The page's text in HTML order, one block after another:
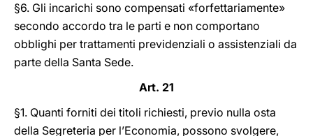
§6. Gli incarichi sono compensati «forfettariamente»
secondo accordo tra le parti e non comportano
obblighi per trattamenti previdenziali o assistenziali da
parte della Santa Sede.
Art. 21
§1. Quanti forniti dei titoli richiesti, previo nulla osta
della Segreteria per l’Economia, possono svolgere,